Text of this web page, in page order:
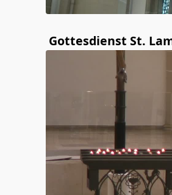
Gottesdienst St.